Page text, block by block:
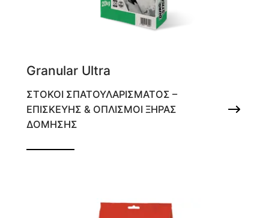
Granular Ultra
ΣΤΟΚΟΙ ΣΠΑΤΟΥΛΑΡΙΣΜΑΤΟΣ –
ΕΠΙΣΚΕΥΗΣ & ΟΠΛΙΣΜΟΙ ΞΗΡΑΣ
ΔΟΜΗΣΗΣ